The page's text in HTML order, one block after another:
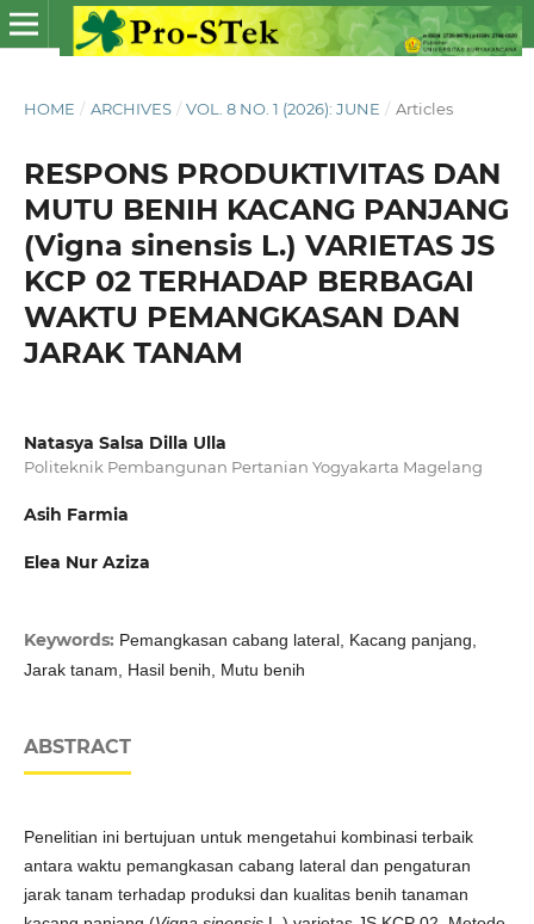
HOME / ARCHIVES / VOL. 8 NO. 1 (2026): JUNE / Articles
RESPONS PRODUKTIVITAS DAN
MUTU BENIH KACANG PANJANG
(Vigna sinensis L.) VARIETAS JS
KCP 02 TERHADAP BERBAGAI
WAKTU PEMANGKASAN DAN
JARAK TANAM
Natasya Salsa Dilla Ulla
Politeknik Pembangunan Pertanian Yogyakarta Magelang
Asih Farmia
Elea Nur Aziza
Keywords: Pemangkasan cabang lateral, Kacang panjang,
Jarak tanam, Hasil benih, Mutu benih
ABSTRACT
Penelitian ini bertujuan untuk mengetahui kombinasi terbaik
antara waktu pemangkasan cabang lateral dan pengaturan
jarak tanam terhadap produksi dan kualitas benih tanaman